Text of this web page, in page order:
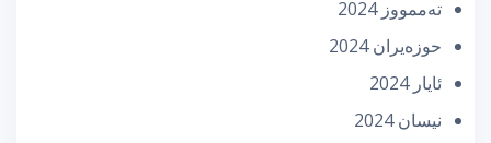
تەممووز 2024
حوزه‌یران 2024
ئایار 2024
نیسان 2024